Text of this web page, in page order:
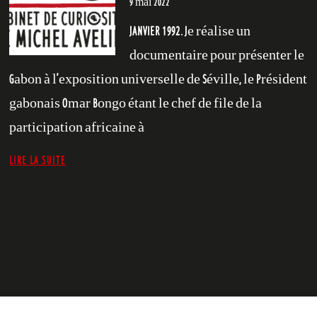
JANVIER 1992. Je réalise un
documentaire pour présenter le
Gabon à l’exposition universelle de Séville, le Président
gabonais Omar Bongo étant le chef de file de la
participation africaine à
LIRE LA SUITE